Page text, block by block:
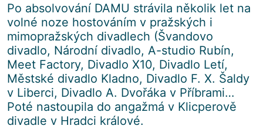
Po absolvování DAMU strávila několik let na
volné noze hostováním v pražských i
mimopražských divadlech (Švandovo
divadlo, Národní divadlo, A-studio Rubín,
Meet Factory, Divadlo X10, Divadlo Letí,
Městské divadlo Kladno, Divadlo F. X. Šaldy
v Liberci, Divadlo A. Dvořáka v Příbrami…
Poté nastoupila do angažmá v Klicperově
divadle v Hradci králové.